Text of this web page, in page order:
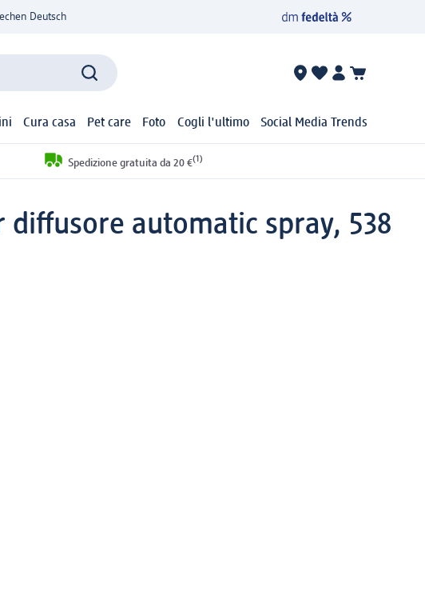
Deutsch
Cura casa Pet care Foto Cogli l'ultimo Social Media Trends
Spedizione gratuita da 20 €(1)
diffusore automatic spray, 538